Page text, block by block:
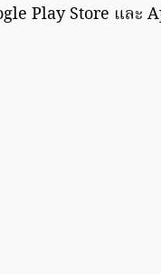
Play Store และ